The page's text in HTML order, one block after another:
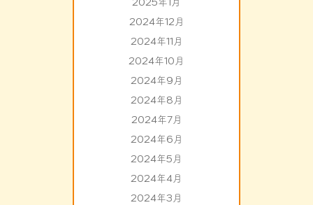
2024年12月
2024年11月
2024年10月
2024年9月
2024年8月
2024年7月
2024年6月
2024年5月
2024年4月
2024年3月